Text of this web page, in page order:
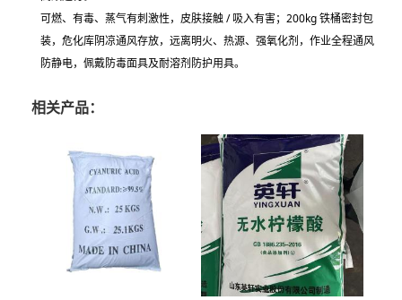
可燃、有毒、蒸气有刺激性，皮肤接触 / 吸入有害；200kg 铁桶密封包
装，危化库阴凉通风存放，远离明火、热源、强氧化剂，作业全程通风
防静电，佩戴防毒面具及耐溶剂防护用具。
相关产品：